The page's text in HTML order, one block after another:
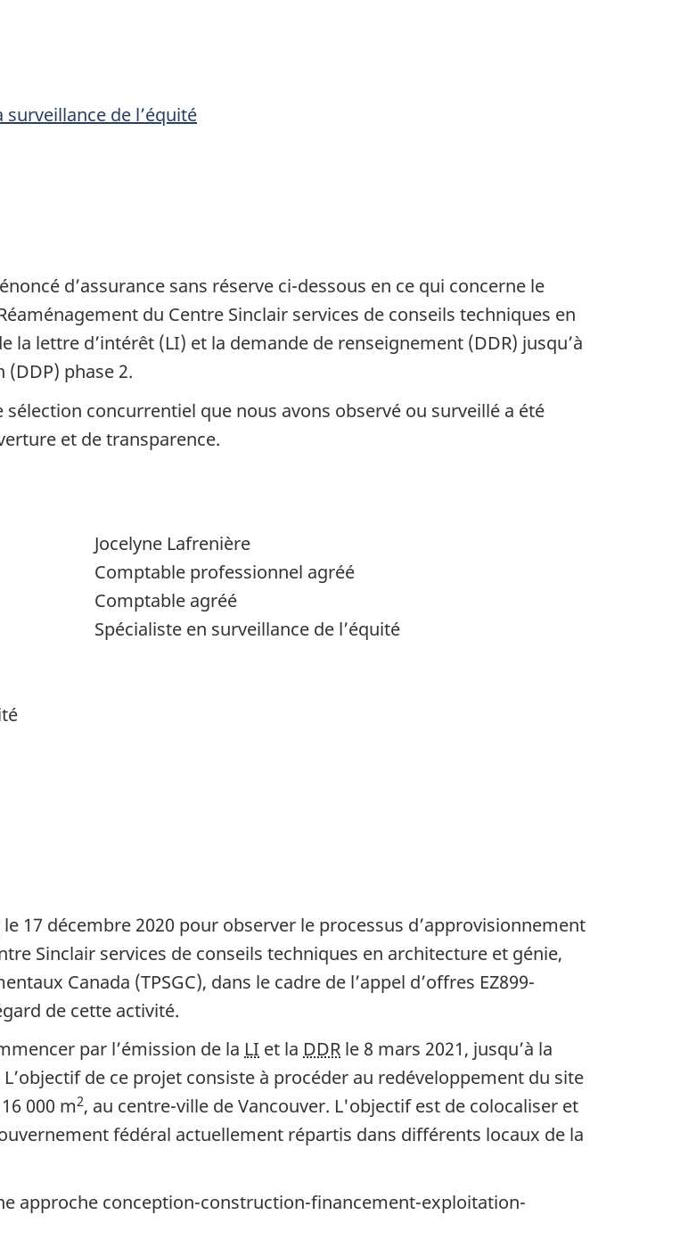
de l’équité
d’assurance sans réserve ci-dessous en ce qui concerne le
du Centre Sinclair services de conseils techniques en
lettre d’intérêt (LI) et la demande de renseignement (DDR) jusqu’à
(DDP) phase 2.
concurrentiel que nous avons observé ou surveillé a été
et de transparence.
Jocelyne Lafrenière
Comptable professionnel agréé
Comptable agréé
Spécialiste en surveillance de l’équité
le 17 décembre 2020 pour observer le processus d’approvisionnement
Sinclair services de conseils techniques en architecture et génie,
Canada (TPSGC), dans le cadre de l’appel d’offres EZ899-
de cette activité.
par l’émission de la LI et la DDR le 8 mars 2021, jusqu’à la
L’objectif de ce projet consiste à procéder au redéveloppement du site
000 m2, au centre-ville de Vancouver. L'objectif est de colocaliser et
fédéral actuellement répartis dans différents locaux de la
approche conception-construction-financement-exploitation-